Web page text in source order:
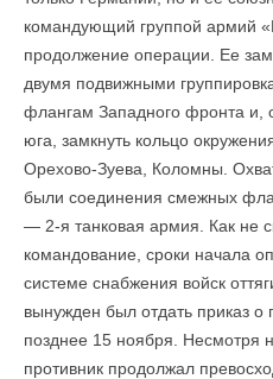
командующий группой армий
продолжение операции. Ее
двумя подвижными
флангам Западного фронта и,
юга, замкнуть кольцо
Орехово-Зуева, Коломны.
были соединения смежных
— 2-я танковая армия. Как не
командование, сроки начала
системе снабжения войск
вынужден был отдать приказ о
позднее 15 ноября. Несмотря
противник продолжал